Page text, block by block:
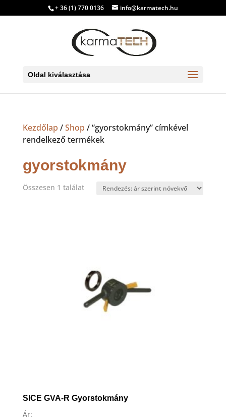
+ 36 (1) 770 0136 info@karmatech.hu
Oldal kiválasztása
Kezdőlap /Shop / “gyorstokmány” címkével
rendelkező termékek
gyorstokmány
Összesen 1 találat
SICE GVA-R Gyorstokmány
Ár: